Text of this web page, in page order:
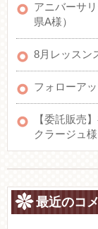
アニバーサ
県A様）
8月レッスン
フォローア
【委託販売
クラージュ
最近のコ